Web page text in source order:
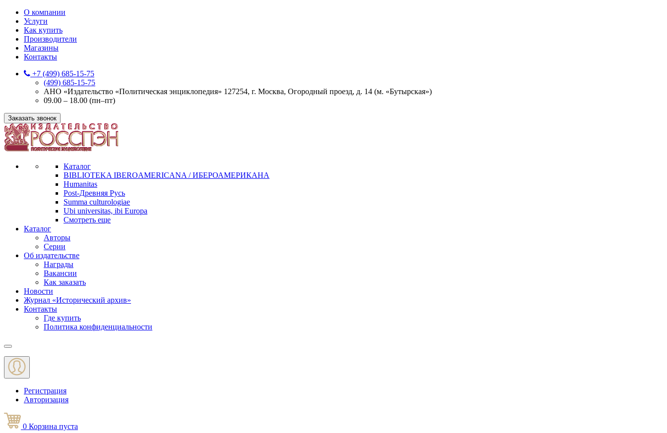
О компании
Услуги
Как купить
Производители
Магазины
Контакты
+7 (499) 685-15-75
(499) 685-15-75
АНО «Издательство «Политическая энциклопедия» 127254, г. Москва, Огородный проезд, д. 14 (м. «Бутырская»)
09.00 – 18.00 (пн–пт)
Заказать звонок
Каталог
BIBLIOTEKA IBEROAMERICANA / ИБЕРОАМЕРИКАНА
Humanitas
Post-Древняя Русь
Summa culturologiae
Ubi universitas, ibi Europa
Смотреть еще
Каталог
Авторы
Серии
Об издательстве
Награды
Вакансии
Как заказать
Новости
Журнал «Исторический архив»‎
Контакты
Где купить
Политика конфиденциальности
Меню
Регистрация
Авторизация
0 Корзина пуста